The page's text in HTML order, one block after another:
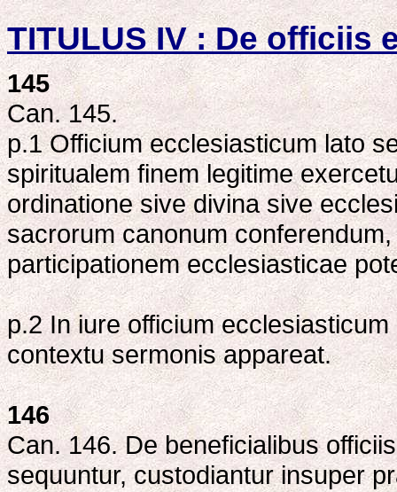
TITULUS IV : De officiis
145
Can. 145.
p.1 Officium ecclesiasticum lato
spiritualem finem legitime
ordinatione sive divina sive
sacrorum canonum
participationem ecclesiasticae
p.2 In iure officium
contextu sermonis appareat.
146
Can. 146. De beneficialibus
sequuntur, custodiantur insuper